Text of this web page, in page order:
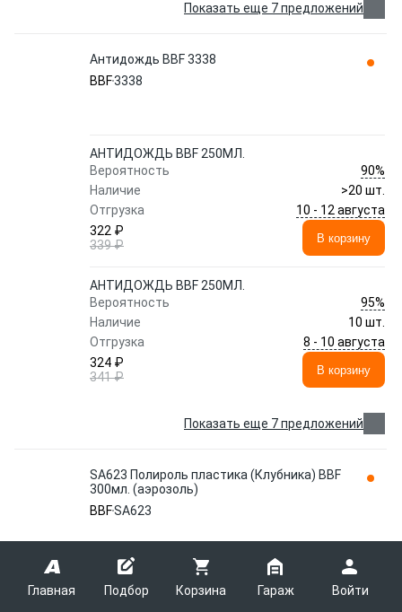
Главная Подбор Корзина Гараж Войти
Показать еще 7 предложений
Антидождь BBF 3338
BBF3338
АНТИДОЖДЬ BBF 250МЛ.
Вероятность
90%
Наличие
>20 шт.
Отгрузка
10 - 12 августа
322 ₽
339 ₽
В корзину
АНТИДОЖДЬ BBF 250МЛ.
Вероятность
95%
Наличие
10 шт.
Отгрузка
8 - 10 августа
324 ₽
341 ₽
В корзину
Показать еще 7 предложений
SA623 Полироль пластика (Клубника) BBF
300мл. (аэрозоль)
BBFSA623
SA623 Полироль пластика (Клубника) BBF 300мл.
(аэрозоль)
Вероятность
90%